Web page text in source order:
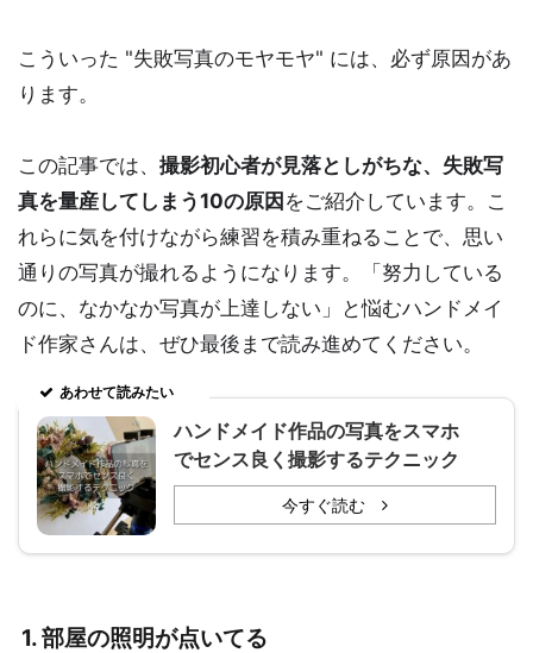
こういった "失敗写真のモヤモヤ" には、必ず原因があ
ります。
この記事では、 撮影初心者が見落としがちな、失敗写
真を量産してしまう10の原因をご紹介しています。こ
れらに気を付けながら練習を積み重ねることで、思い
通りの写真が撮れるようになります。「努力している
のに、なかなか写真が上達しない」と悩むハンドメイ
ド作家さんは、ぜひ最後まで読み進めてください。
あわせて読みたい
ハンドメイド作品の写真をスマホ
でセンス良く撮影するテクニック
今すぐ読む
1. 部屋の照明が点いてる